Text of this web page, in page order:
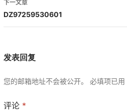
航
下一文章
DZ97259530601
发表回复
您的邮箱地址不会被公开。 必填项已用
评论 *